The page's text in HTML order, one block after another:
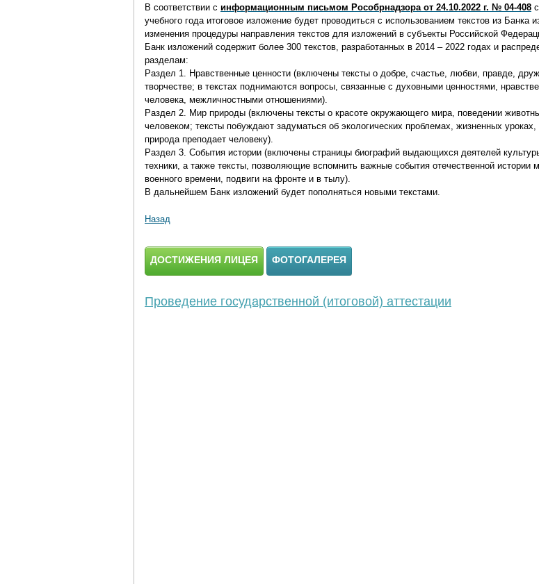
В соответствии с информационным письмом Рособрнадзора от 24.10.2022 г. № 04-408
учебного года итоговое изложение будет проводиться с использованием текстов из Банка
изменения процедуры направления текстов для изложений в субъекты Российской
Банк изложений содержит более 300 текстов, разработанных в 2014 – 2022 годах и
разделам:
Раздел 1. Нравственные ценности (включены тексты о добре, счастье, любви, правде,
творчестве; в текстах поднимаются вопросы, связанные с духовными ценностями,
человека, межличностными отношениями).
Раздел 2. Мир природы (включены тексты о красоте окружающего мира, поведении
человеком; тексты побуждают задуматься об экологических проблемах, жизненных уроках,
природа преподает человеку).
Раздел 3. События истории (включены страницы биографий выдающихся деятелей
техники, а также тексты, позволяющие вспомнить важные события отечественной истории
военного времени, подвиги на фронте и в тылу).
В дальнейшем Банк изложений будет пополняться новыми текстами.
Назад
ДОСТИЖЕНИЯ ЛИЦЕЯ ФОТОГАЛЕРЕЯ
Проведение государственной (итоговой) аттестации